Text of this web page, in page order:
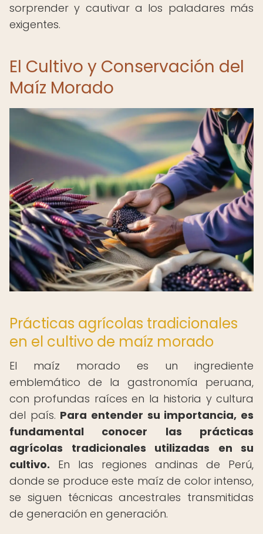
sorprender y cautivar a los paladares más
exigentes.
El Cultivo y Conservación del
Maíz Morado
Prácticas agrícolas tradicionales
en el cultivo de maíz morado
El maíz morado es un ingrediente
emblemático de la gastronomía peruana,
con profundas raíces en la historia y cultura
del país. Para entender su importancia, es
fundamental conocer las prácticas
agrícolas tradicionales utilizadas en su
cultivo. En las regiones andinas de Perú,
donde se produce este maíz de color intenso,
se siguen técnicas ancestrales transmitidas
de generación en generación.